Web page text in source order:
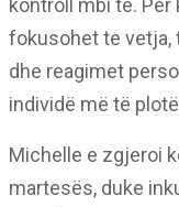
kontroll mbi të.
fokusohet te vetja,
dhe reagimet
individë më të
Michelle e zgjeroi
martesës, duke